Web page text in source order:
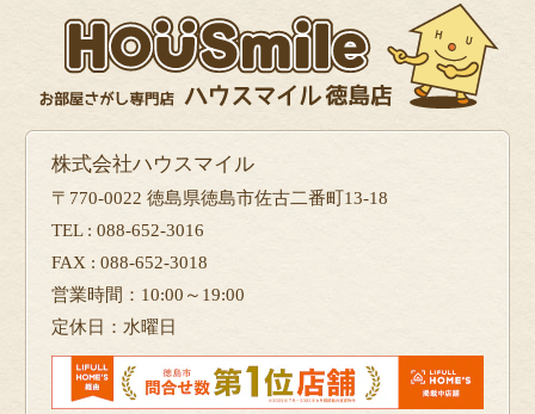
株式会社ハウスマイル
〒770-0022 徳島県徳島市佐古二番町13-18
TEL : 088-652-3016
FAX : 088-652-3018
営業時間：10:00～19:00
定休日：水曜日